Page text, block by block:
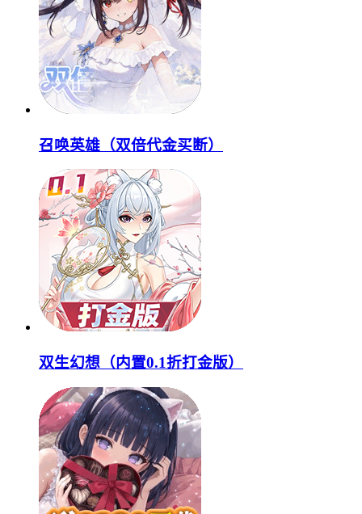
召唤英雄（双倍代金买断）
双生幻想（内置0.1折打金版）